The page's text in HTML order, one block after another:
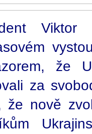
že
za
že nově